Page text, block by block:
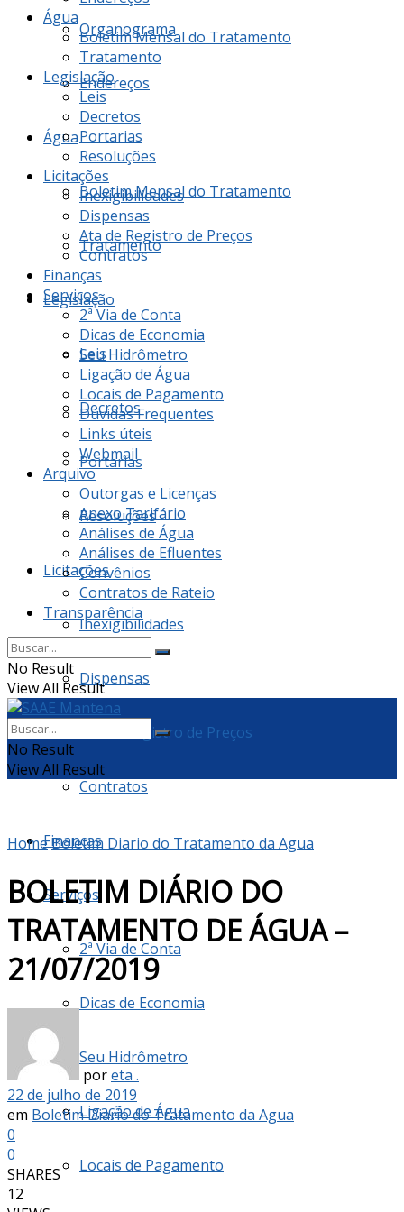
Organograma
Endereços
Água
Boletim Mensal do Tratamento
Tratamento
Legislação
Leis
Decretos
Portarias
Resoluções
Licitações
Inexigibilidades
Dispensas
Ata de Registro de Preços
Contratos
Finanças
Serviços
2ª Via de Conta
Dicas de Economia
Seu Hidrômetro
Ligação de Água
Locais de Pagamento
Água
Boletim Mensal do Tratamento
Tratamento
Legislação
Leis
Decretos
Portarias
Resoluções
Licitações
Inexigibilidades
Dispensas
Ata de Registro de Preços
Contratos
Finanças
Serviços
2ª Via de Conta
Dicas de Economia
Seu Hidrômetro
Ligação de Água
Locais de Pagamento
Dúvidas Frequentes
Links úteis
Webmail
Arquivo
Outorgas e Licenças
Anexo Tarifário
Análises de Água
Análises de Efluentes
Convênios
Contratos de Rateio
Transparência
No Result
View All Result
No Result
View All Result
HomeBoletim Diario do Tratamento da Agua
BOLETIM DIÁRIO DO
TRATAMENTO DE ÁGUA –
21/07/2019
poreta .
22 de julho de 2019
em Boletim Diario do Tratamento da Agua
0
0
SHARES
12